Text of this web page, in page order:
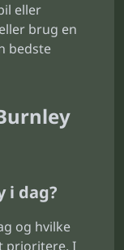
eller
brug en
bedste
i dag?
og hvilke
prioritere. I